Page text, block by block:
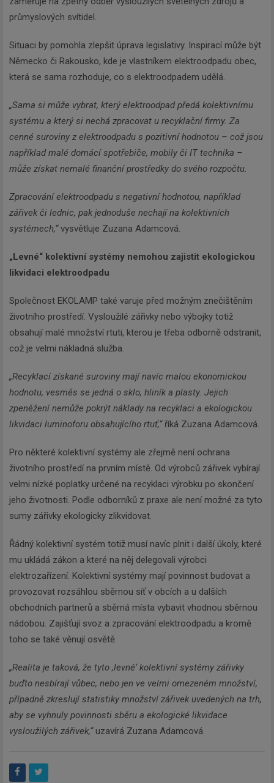
průmyslových svítidel.
Situaci by pomohla zlepšit úprava legislativy. Inspirací může být
Německo či Rakousko, kde je vlastníkem elektroodpadu obec,
která se sama rozhoduje, co s elektroodpadem udělá.
„Sama si může vybrat, který elektroodpad předá kolektivnímu
systému a který si nechá zpracovat u recyklační firmy. Za
cenné suroviny z elektroodpadu s pozitivní hodnotou – což jsou
například malé domácí spotřebiče, mobily či IT technika –
může získat nemalé finanční prostředky do svého rozpočtu.
Zpracování elektroodpadu s negativní hodnotou, například
zářivek či lednic, pak jednoduše nechají na kolektivních
systémech,“vysvětluje Zuzana Adamcová.
„Levné“ kolektivní systémy nemohou zajistit ekologickou
likvidaci elektroodpadu
Společnost EKOLAMP také varuje před možným znečištěním
životního prostředí. Vysloužilé zářivky nebo výbojky totiž
obsahují malé množství rtuti, kterou je třeba odborně odstranit,
což je velmi nákladná služba.
„Recyklací získané suroviny mají navíc malou ekonomickou
hodnotu, vesměs se jedná o sklo, hliník a plasty. Jejich
zpeněžení nemůže pokrýt náklady na recyklaci a ekologickou
likvidaci luminoforu obsahujícího rtuť,“říká Zuzana Adamcová.
Pro některé kolektivní systémy ale zřejmě není ochrana
životního prostředí na prvním místě. Od výrobců zářivek vybírají
velmi nízké poplatky určené na recyklaci výrobku po skončení
jeho životnosti. Podle odborníků z praxe ale není možné za tyto
sumy zářivky ekologicky zlikvidovat.
Řádný kolektivní systém totiž musí navíc plnit i další úkoly, které
mu ukládá zákon a které na něj delegovali výrobci
elektrozařízení. Kolektivní systémy mají povinnost budovat a
provozovat rozsáhlou sběrnou síť v obcích a u dalších
obchodních partnerů a sběrná místa vybavit vhodnou sběrnou
nádobou. Zajišťují svoz a zpracování elektroodpadu a kromě
toho se také věnují osvětě.
„Realita je taková, že tyto ,levné‘ kolektivní systémy zářivky
buďto nesbírají vůbec, nebo jen ve velmi omezeném množství,
případně zkreslují statistiky množství zářivek uvedených na trh,
aby se vyhnuly povinnosti sběru a ekologické likvidace
vysloužilých zářivek,“uzavírá Zuzana Adamcová.